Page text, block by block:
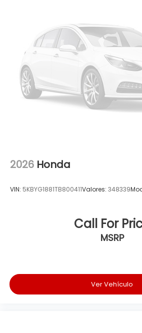
2026 Honda
VIN: 5KBYG1881TB800411Valores: 348339
Call For
MSRP
Ver Vehículo